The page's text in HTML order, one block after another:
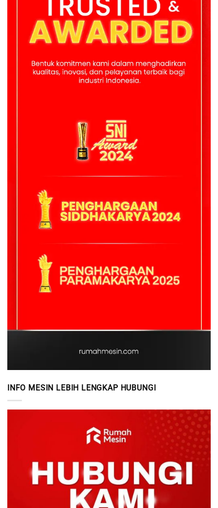
INFO MESIN LEBIH LENGKAP HUBUNGI